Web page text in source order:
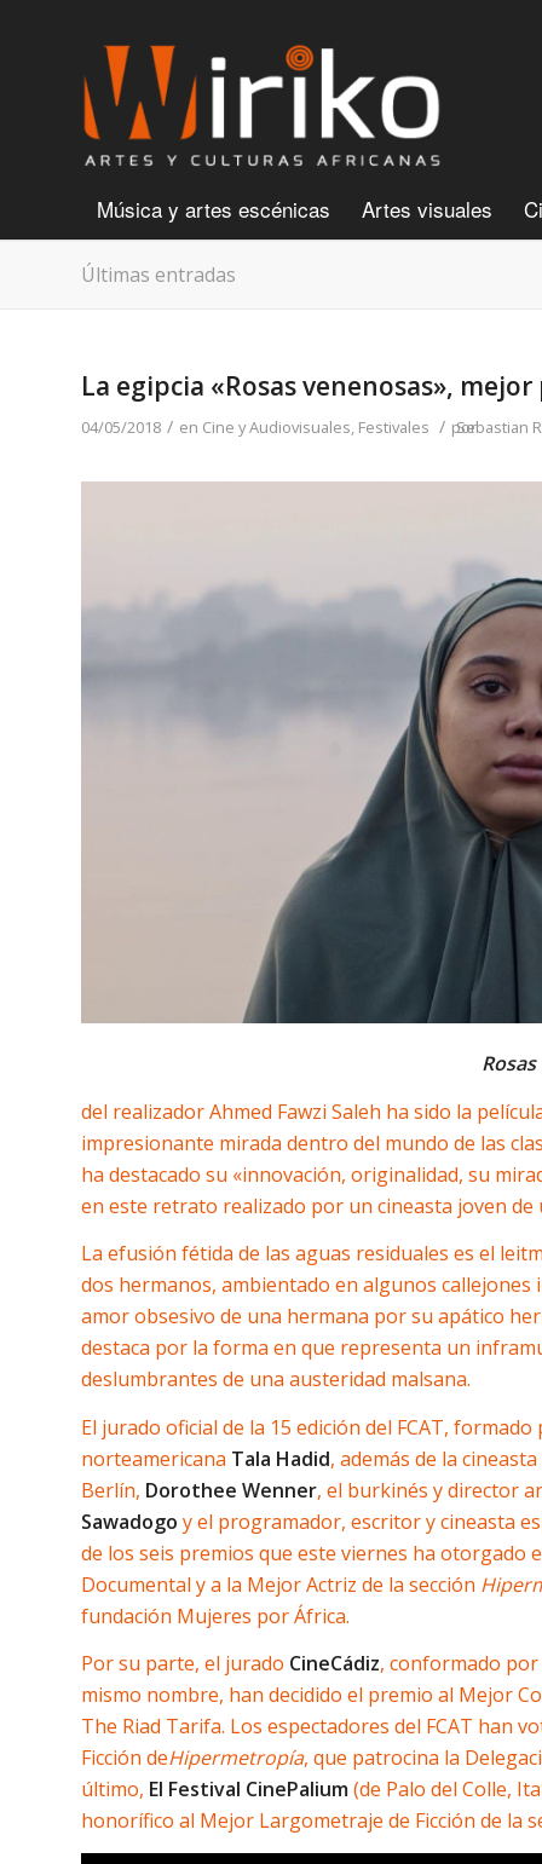
Música y artes escénicas Artes visuales
Últimas entradas
La egipcia «Rosas venenosas»,
04/05/2018 / en Cine y Audiovisuales, Festivales / por
Sebastian
del realizador Ahmed Fawzi Saleh ha sido la
impresionante mirada dentro del mundo de las
ha destacado su «innovación, originalidad, su
en este retrato realizado por un cineasta joven
La efusión fétida de las aguas residuales es el
dos hermanos, ambientado en algunos
amor obsesivo de una hermana por su apático
destaca por la forma en que representa un
deslumbrantes de una austeridad malsana.
El jurado oficial de la 15 edición del FCAT,
norteamericana Tala Hadid, además de la
Berlín, Dorothee Wenner, el burkinés y director
Sawadogo y el programador, escritor y cineasta
de los seis premios que este viernes ha otorgado
Documental y a la Mejor Actriz de la sección
fundación Mujeres por África.
Por su parte, el jurado CineCádiz, conformado por
mismo nombre, han decidido el premio al Mejor
The Riad Tarifa. Los espectadores del FCAT han
Ficción deHipermetropía, que patrocina la
último, El Festival CinePalium(de Palo del Colle,
honorífico al Mejor Largometraje de Ficción de la